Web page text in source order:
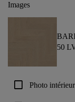
Images
50
check_box_outline_blank Photo